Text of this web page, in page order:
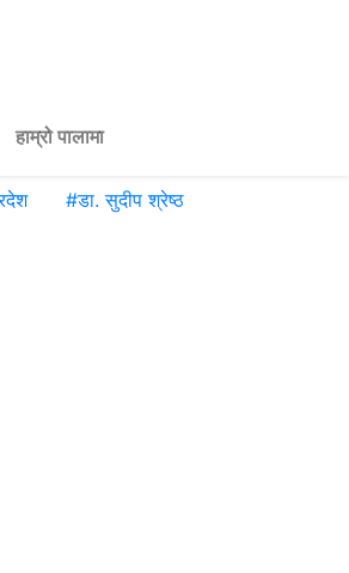
हाम्रो पालामा
#डा. सुदीप श्रेष्ठ